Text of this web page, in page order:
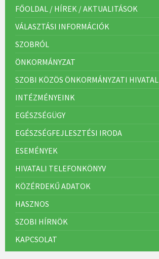
r
i
k
FŐOLDAL / HÍREK / AKTUALITÁSOK
VÁLASZTÁSI INFORMÁCIÓK
SZOBRÓL
ÖNKORMÁNYZAT
SZOBI KÖZÖS ÖNKORMÁNYZATI HIVATAL
INTÉZMÉNYEINK
EGÉSZSÉGÜGY
EGÉSZSÉGFEJLESZTÉSI IRODA
ESEMÉNYEK
HIVATALI TELEFONKÖNYV
KÖZÉRDEKŰ ADATOK
HASZNOS
SZOBI HÍRNÖK
KAPCSOLAT